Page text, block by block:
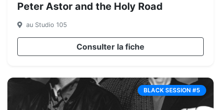
Peter Astor and the Holy Road
au Studio 105
Consulter la fiche
BLACK SESSION #5